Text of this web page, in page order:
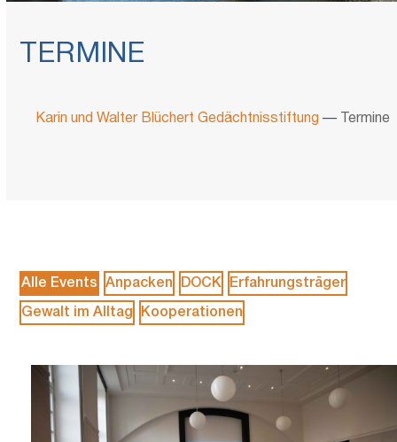
TERMINE
Karin und Walter Blüchert Gedächtnisstiftung — Termine
Alle Events Anpacken DOCK Erfahrungsträger
Gewalt im Alltag Kooperationen